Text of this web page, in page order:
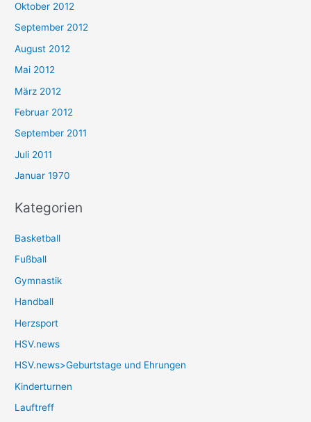
Oktober 2012
September 2012
August 2012
Mai 2012
März 2012
Februar 2012
September 2011
Juli 2011
Januar 1970
Kategorien
Basketball
Fußball
Gymnastik
Handball
Herzsport
HSV.news
HSV.news>Geburtstage und Ehrungen
Kinderturnen
Lauftreff